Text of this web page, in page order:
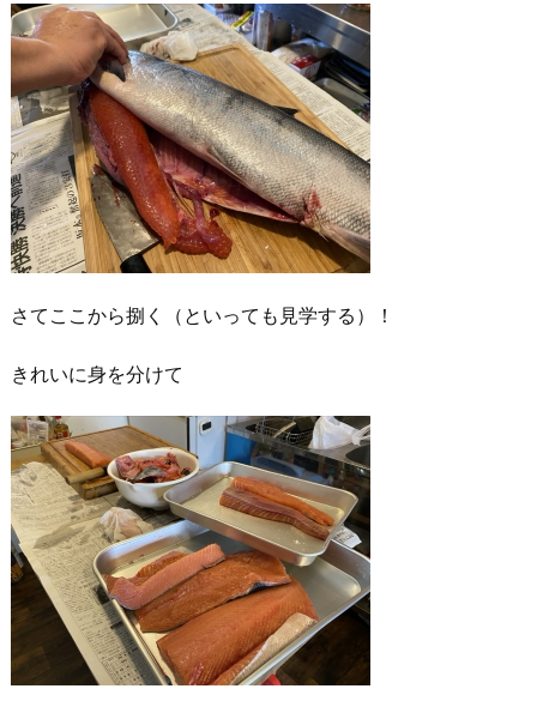
さてここから捌く（といっても見学する）！
きれいに身を分けて